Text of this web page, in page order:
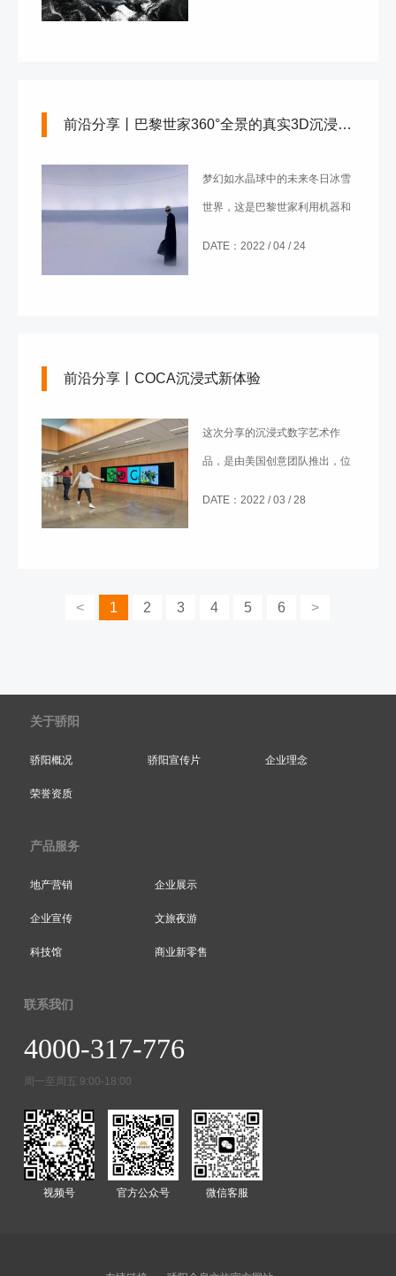
前沿分享丨巴黎世家360°全景的真实3D沉浸式直播秀
梦幻如水晶球中的未来冬日冰雪
世界，这是巴黎世家利用机器和
DATE：2022 / 04 / 24
前沿分享丨COCA沉浸式新体验
这次分享的沉浸式数字艺术作
品，是由美国创意团队推出，位
DATE：2022 / 03 / 28
< 1 2 3 4 5 6 >
关于骄阳
骄阳概况 骄阳宣传片 企业理念
荣誉资质
产品服务
地产营销 企业展示
企业宣传 文旅夜游
科技馆 商业新零售
联系我们
4000-317-776
周一至周五 9:00-18:00
视频号 官方公众号 微信客服